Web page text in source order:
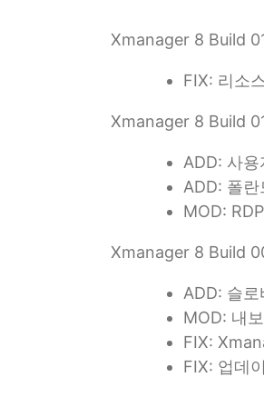
Xmanager 8 Build
FIX: 리소
Xmanager 8 Build
ADD: 사
ADD: 폴
MOD:
Xmanager 8 Build
ADD: 슬
MOD: 내
FIX:
FIX: 업데